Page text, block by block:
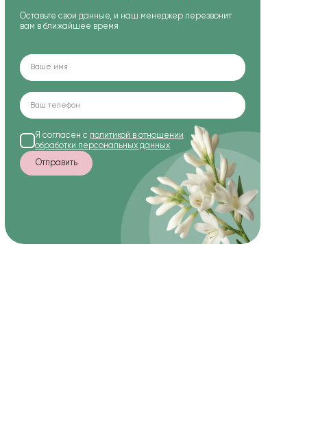
Оставьте свои данные, и наш менеджер перезвонит
вам в ближайшее время
Я согласен с политикой в отношении
обработки персональных данных
Отправить